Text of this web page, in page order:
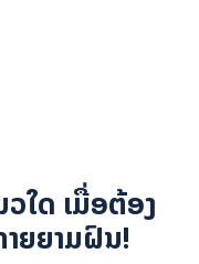
ໃດ ເມື່ອຕ້ອງ
ຍຍາມຝົນ!